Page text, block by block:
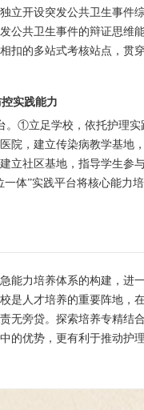
立开设突发公共卫生事件
公共卫生事件的辩证思维
扣的多站式考核站点，
实践能力
。①立足学校，依托护理
院，建立传染病教学基地
立社区基地，指导学生参
体”实践平台将核心能力
能力培养体系的构建，进
是人才培养的重要阵地
无旁贷。探索培养专精
的优势，更有利于推动护